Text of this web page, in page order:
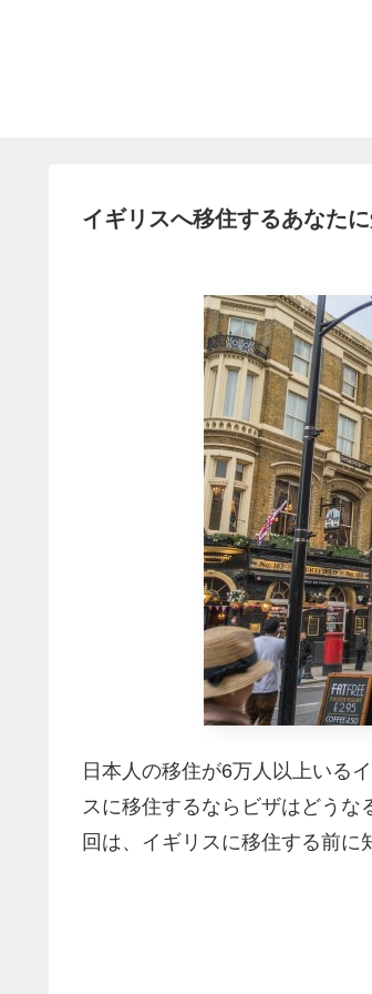
イギリスへ移住するあなた
日本人の移住が6万人以上いる
スに移住するならビザはどうな
回は、イギリスに移住する前に